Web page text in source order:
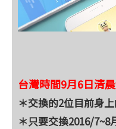
台灣時間9月6日清晨
＊交換的2位目前身
＊只要交換2016/7~8